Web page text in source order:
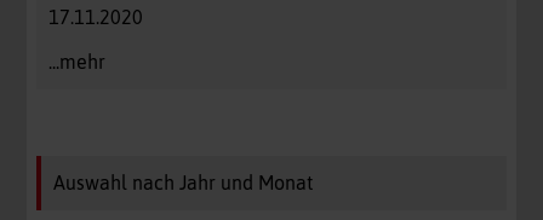
17.11.2020
...mehr
Auswahl nach Jahr und Monat